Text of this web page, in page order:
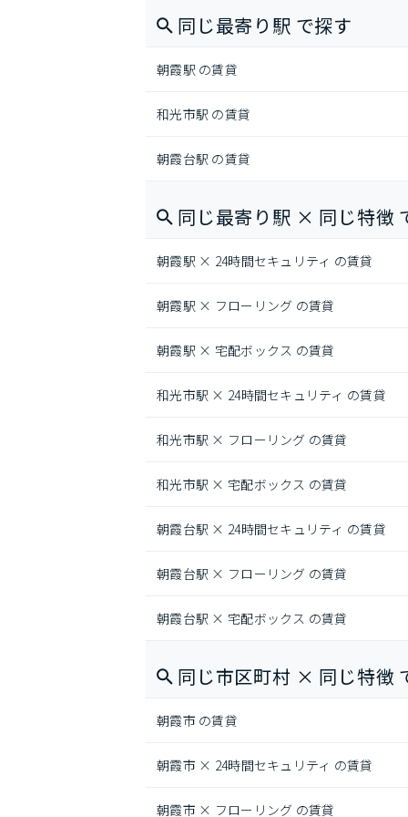
同じ最寄り駅 で探す
朝霞駅 の賃貸
和光市駅 の賃貸
朝霞台駅 の賃貸
同じ最寄り駅 × 同じ特徴
朝霞駅 × 24時間セキュリティ の賃貸
朝霞駅 × フローリング の賃貸
朝霞駅 × 宅配ボックス の賃貸
和光市駅 × 24時間セキュリティ の賃貸
和光市駅 × フローリング の賃貸
和光市駅 × 宅配ボックス の賃貸
朝霞台駅 × 24時間セキュリティ の賃貸
朝霞台駅 × フローリング の賃貸
朝霞台駅 × 宅配ボックス の賃貸
同じ市区町村 × 同じ特徴
朝霞市 の賃貸
朝霞市 × 24時間セキュリティ の賃貸
朝霞市 × フローリング の賃貸